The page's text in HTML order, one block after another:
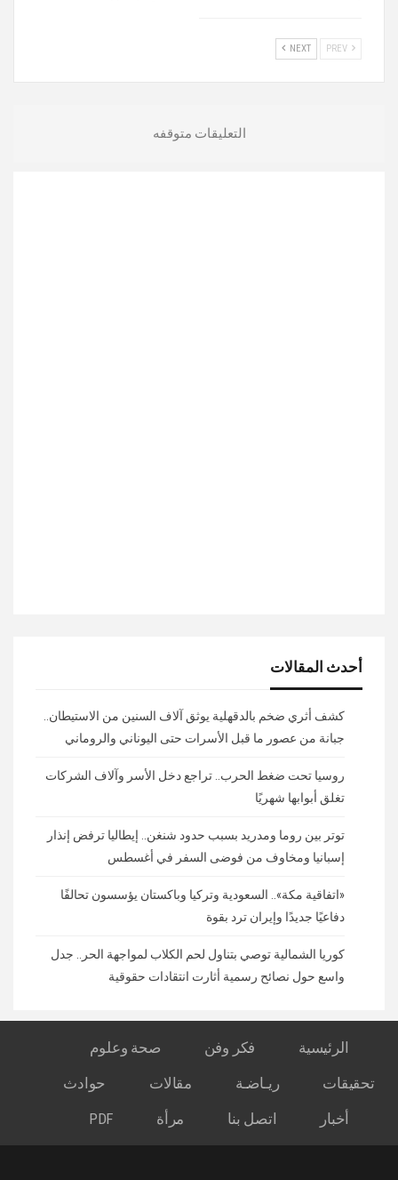
NEXT
التعليقات متوقفه
أحدث المقالات
كشف أثري ضخم بالدقهلية يوثق آلاف السنين من الاستيطان..
جبانة من عصور ما قبل الأسرات حتى اليوناني والروماني
روسيا تحت ضغط الحرب.. تراجع دخل الأسر وآلاف الشركات
تغلق أبوابها شهريًا
توتر بين روما ومدريد بسبب حدود شنغن.. إيطاليا ترفض إنذار
إسبانيا ومخاوف من فوضى السفر في أغسطس
«اتفاقية مكة».. السعودية وتركيا وباكستان يؤسسون تحالفًا
دفاعيًا جديدًا وإيران ترد بقوة
كوريا الشمالية توصي بتناول لحم الكلاب لمواجهة الحر.. جدل
واسع حول نصائح رسمية أثارت انتقادات حقوقية
الرئيسية فكر وفن
صحة وعلوم
تحقيقات
ريـاضـة مقالات
حوادث
أخبار
اتصل بنا مرأة PDF